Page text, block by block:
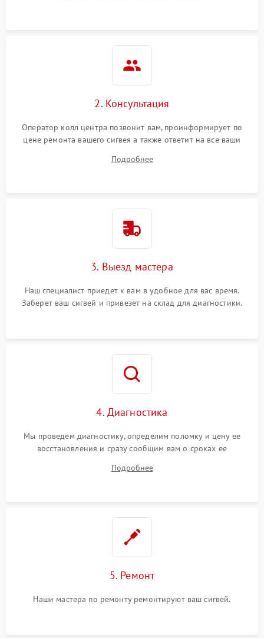
2. Консультация
Оператор колл центра позвонит вам, проинформирует по
цене ремонта вашего сигвея а также ответит на все ваши
Подробнее
3. Выезд мастера
Наш специалист приедет к вам в удобное для вас время.
Заберет ваш сигвей и привезет на склад для диагностики.
4. Диагностика
Мы проведем диагностику, определим поломку и цену ее
восстановления и сразу сообщим вам о сроках ее
Подробнее
5. Ремонт
Наши мастера по ремонту ремонтируют ваш сигвей.